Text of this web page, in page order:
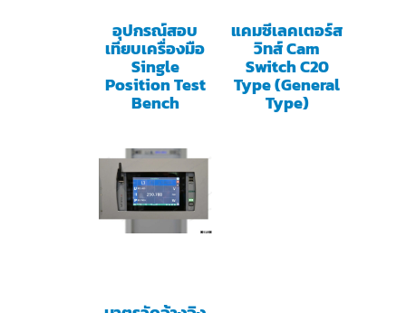
อุปกรณ์สอบ
เทียบเครื่องมือ
Single
Position Test
Bench
แคมซีเลคเตอร์ส
วิทส์ Cam
Switch C20
Type (General
Type)